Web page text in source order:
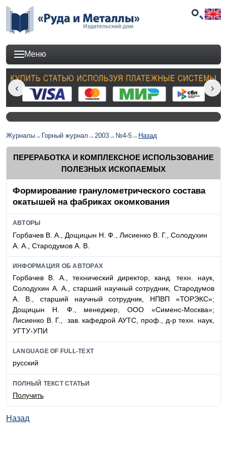
Меню
Журналы→ Горный журнал →2003→ №4-5→ Назад
ПЕРЕРАБОТКА И КОМПЛЕКСНОЕ ИСПОЛЬЗОВАНИЕ
ПОЛЕЗНЫХ ИСКОПАЕМЫХ
Формирование гранулометрического состава
окатышей на фабриках окомкования
АВТОРЫ
Горбачев В. А., Дощицын Н. Ф., Лисиенко В. Г., Солодухин
А. А., Стародумов А. В.
ИНФОРМАЦИЯ ОБ АВТОРАХ
Горбачев В. А., технический директор, канд. техн. наук,
Солодухин А. А., старший научный сотрудник, Стародумов
А. В., старший научный сотрудник, НПВП «ТОРЭКС»;
Дощицын Н. Ф., менеджер, ООО «Сименс-Москва»;
Лисиенко В. Г., зав. кафедрой АУТС, проф., д-р техн. наук,
УГТУ-УПИ
LANGUAGE OF FULL-TEXT
русский
ПОЛНЫЙ ТЕКСТ СТАТЬИ
Получить
Назад